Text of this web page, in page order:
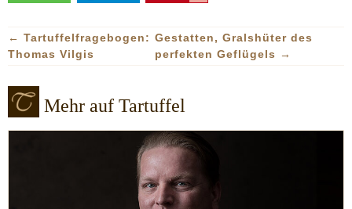
← Tartuffelfragebogen:
Thomas Vilgis
Gestatten, Gralshüter des
perfekten Geflügels →
Mehr auf Tartuffel